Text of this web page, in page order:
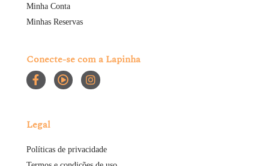
Minha Conta
Minhas Reservas
Conecte-se com a Lapinha
Legal
Políticas de privacidade